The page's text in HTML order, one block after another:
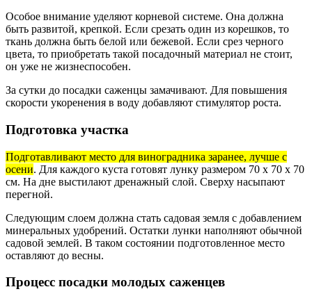
Особое внимание уделяют корневой системе. Она должна
быть развитой, крепкой. Если срезать один из корешков, то
ткань должна быть белой или бежевой. Если срез черного
цвета, то приобретать такой посадочный материал не стоит,
он уже не жизнеспособен.
За сутки до посадки саженцы замачивают. Для повышения
скорости укоренения в воду добавляют стимулятор роста.
Подготовка участка
Подготавливают место для виноградника заранее, лучше с
осени. Для каждого куста готовят лунку размером 70 х 70 х 70
см. На дне выстилают дренажный слой. Сверху насыпают
перегной.
Следующим слоем должна стать садовая земля с добавлением
минеральных удобрений. Остатки лунки наполняют обычной
садовой землей. В таком состоянии подготовленное место
оставляют до весны.
Процесс посадки молодых саженцев